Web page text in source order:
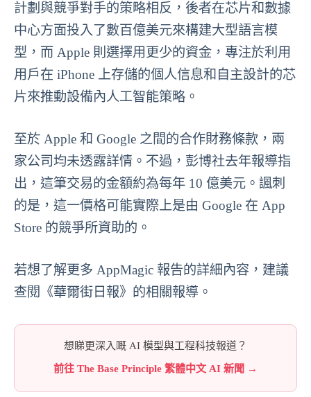
計劃與競爭對手的策略相反，後者在芯片和數據
中心方面投入了數百億美元來構建大型語言模
型，而 Apple 則選擇用更少的資金，專注於利用
用戶在 iPhone 上存儲的個人信息和自主設計的芯
片來推動設備內人工智能策略。
至於 Apple 和 Google 之間的合作財務條款，兩
家公司均未透露詳情。不過，彭博社去年報導指
出，這筆交易的金額約為每年 10 億美元。諷刺
的是，這一價格可能實際上是由 Google 在 App
Store 的競爭所資助的。
若想了解更多 AppMagic 報告的詳細內容，建議
查閱《華爾街日報》的相關報導。
想睇更深入嘅 AI 模型與工程科技報道？
前往 The Base Principle 繁體中文 AI 新聞 →